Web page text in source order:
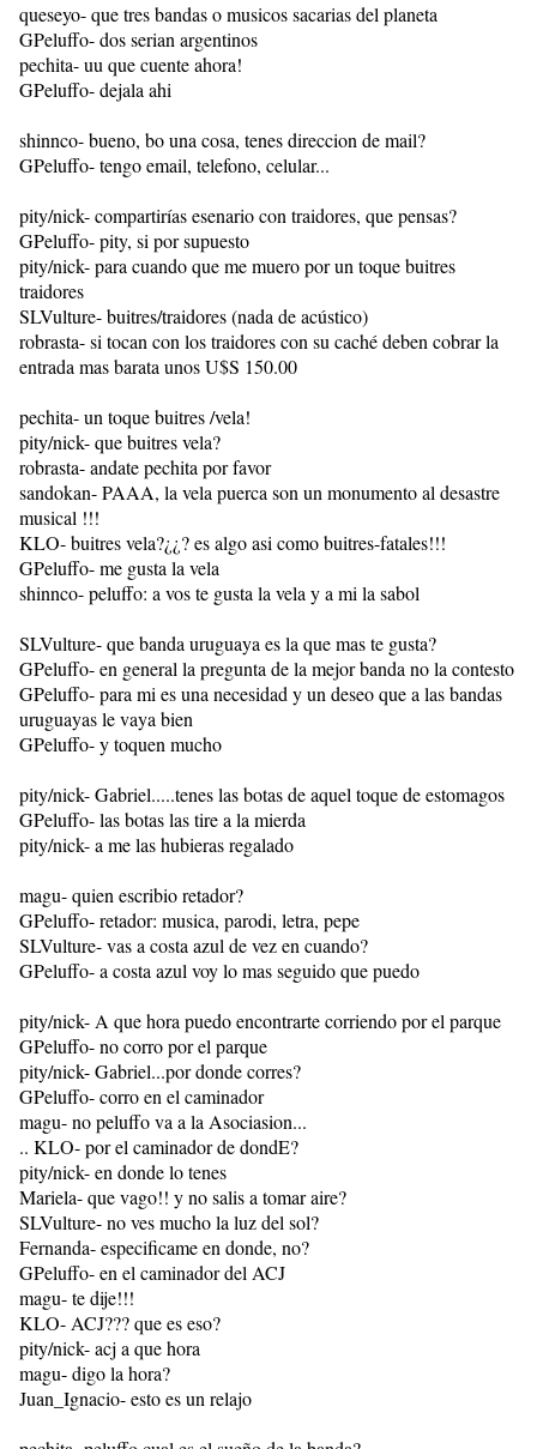
queseyo- que tres bandas o musicos sacarias del planeta
GPeluffo- dos serian argentinos
pechita- uu que cuente ahora!
GPeluffo- dejala ahi
shinnco- bueno, bo una cosa, tenes direccion de mail?
GPeluffo- tengo email, telefono, celular...
pity/nick- compartirías esenario con traidores, que pensas?
GPeluffo- pity, si por supuesto
pity/nick- para cuando que me muero por un toque buitres
traidores
SLVulture- buitres/traidores (nada de acústico)
robrasta- si tocan con los traidores con su caché deben cobrar la
entrada mas barata unos U$S 150.00
pechita- un toque buitres /vela!
pity/nick- que buitres vela?
robrasta- andate pechita por favor
sandokan- PAAA, la vela puerca son un monumento al desastre
musical !!!
KLO- buitres vela?¿¿? es algo asi como buitres-fatales!!!
GPeluffo- me gusta la vela
shinnco- peluffo: a vos te gusta la vela y a mi la sabol
SLVulture- que banda uruguaya es la que mas te gusta?
GPeluffo- en general la pregunta de la mejor banda no la contesto
GPeluffo- para mi es una necesidad y un deseo que a las bandas
uruguayas le vaya bien
GPeluffo- y toquen mucho
pity/nick- Gabriel.....tenes las botas de aquel toque de estomagos
GPeluffo- las botas las tire a la mierda
pity/nick- a me las hubieras regalado
magu- quien escribio retador?
GPeluffo- retador: musica, parodi, letra, pepe
SLVulture- vas a costa azul de vez en cuando?
GPeluffo- a costa azul voy lo mas seguido que puedo
pity/nick- A que hora puedo encontrarte corriendo por el parque
GPeluffo- no corro por el parque
pity/nick- Gabriel...por donde corres?
GPeluffo- corro en el caminador
magu- no peluffo va a la Asociasion...
.. KLO- por el caminador de dondE?
pity/nick- en donde lo tenes
Mariela- que vago!! y no salis a tomar aire?
SLVulture- no ves mucho la luz del sol?
Fernanda- especificame en donde, no?
GPeluffo- en el caminador del ACJ
magu- te dije!!!
KLO- ACJ??? que es eso?
pity/nick- acj a que hora
magu- digo la hora?
Juan_Ignacio- esto es un relajo